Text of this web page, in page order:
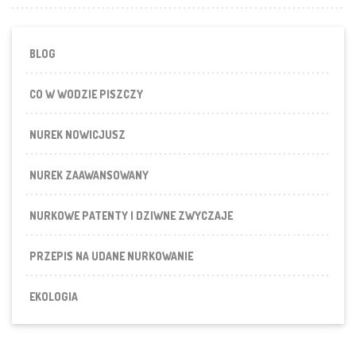
BLOG
CO W WODZIE PISZCZY
NUREK NOWICJUSZ
NUREK ZAAWANSOWANY
NURKOWE PATENTY I DZIWNE ZWYCZAJE
PRZEPIS NA UDANE NURKOWANIE
EKOLOGIA